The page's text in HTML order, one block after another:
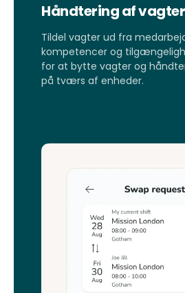
Håndtering af vagter
Tildel vagter ud fra
kompetencer og
for at bytte vagter og
på tværs af enheder.